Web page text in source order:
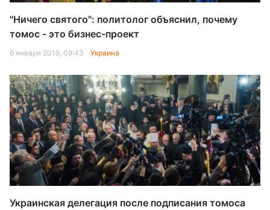
"Ничего святого": политолог объяснил, почему
томос - это бизнес-проект
6 января 2019, 09:43 Украина
Украинская делегация после подписания томоса